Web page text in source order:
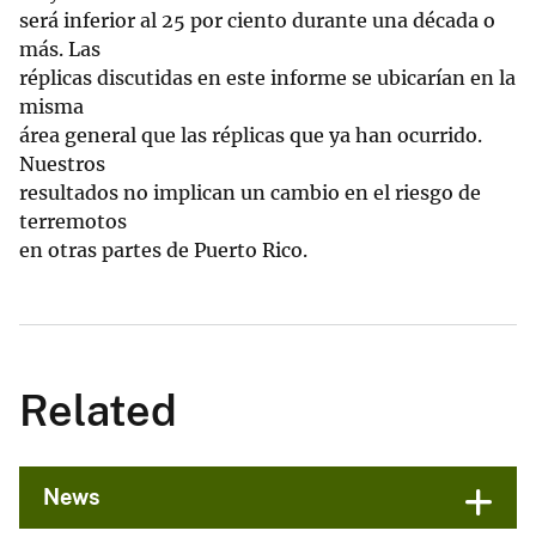
será inferior al 25 por ciento durante una década o
más. Las
réplicas discutidas en este informe se ubicarían en la
misma
área general que las réplicas que ya han ocurrido.
Nuestros
resultados no implican un cambio en el riesgo de
terremotos
en otras partes de Puerto Rico.
Related
News